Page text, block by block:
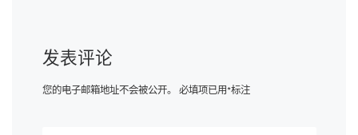
发表评论
您的电子邮箱地址不会被公开。 必填项已用*标注